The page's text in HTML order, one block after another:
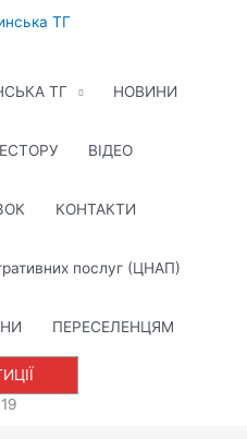
ТГ НОВИНИ
ВІДЕО
КОНТАКТИ
послуг (ЦНАП)
ПЕРЕСЕЛЕНЦЯМ
19